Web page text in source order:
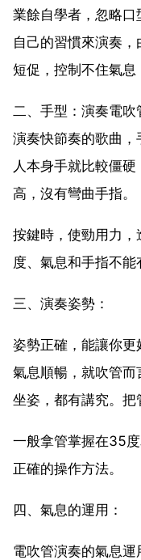
業餘自學者，忽略
自己的習慣來演奏，
短促，控制不住氣息
二、手型：演奏電
演奏快節奏的歌曲
人本身手就比較僵
高，沒有彎曲手指。
按鍵時，使勁用力
度、氣息和手指不能
三、演奏姿勢：
姿勢正確，能讓你更
氣息順暢，就吹管而
坐姿，都有講究。把
一般拿管掌握在35
正確的操作方法。
四、氣息的運用：
電吹管演奏的氣息